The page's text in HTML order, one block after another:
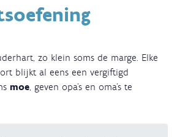
zo klein soms de marge. Elke
blijkt al eens een vergiftigd
moe , geven opa’s en oma’s te